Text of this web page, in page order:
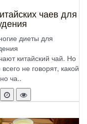
чаев для
диеты для
китайский чай. Но
не говорят, какой
ча..